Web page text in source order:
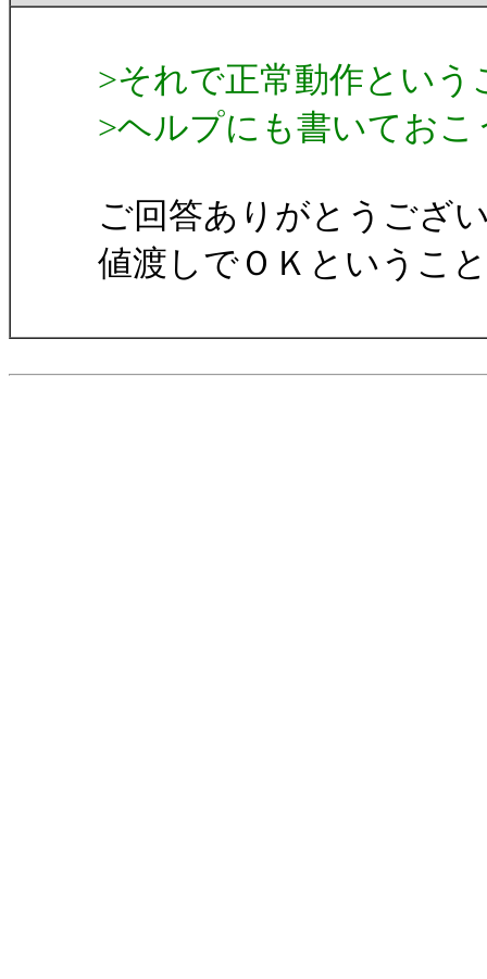
>それで正常動作とい
>ヘルプにも書いてお
ご回答ありがとうござ
値渡しでＯＫというこ